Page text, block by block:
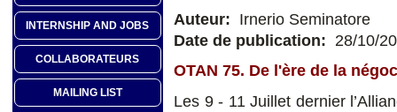
INTERNSHIP AND JOBS
COLLABORATEURS
MAILING LIST
Auteur: Irnerio Seminatore
Date de publication: 28/10/
OTAN 75. De l'ère de la
Les 9 - 11 Juillet dernier